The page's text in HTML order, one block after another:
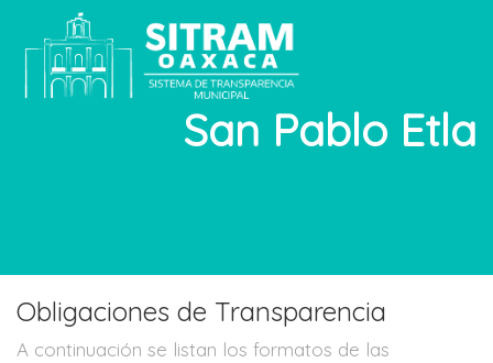
San Pablo Etla
Obligaciones de Transparencia
A continuación se listan los formatos de las